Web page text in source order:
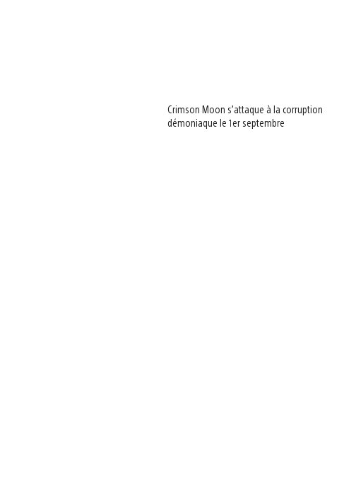
Crimson Moon s’attaque à la corruption
démoniaque le 1er septembre